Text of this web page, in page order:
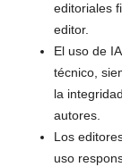
editoriales
editor.
El uso de
técnico,
la
autores.
Los
uso